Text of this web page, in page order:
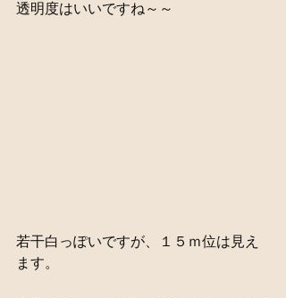
透明度はいいですね～～
若干白っぽいですが、１５ｍ位は見え
ます。